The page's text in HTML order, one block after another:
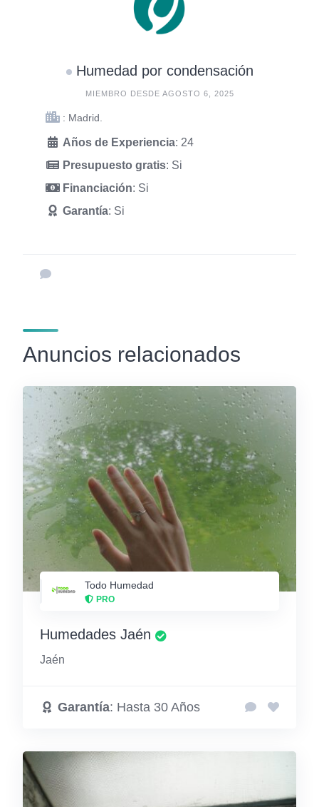
Humedad por condensación
MIEMBRO DESDE AGOSTO 6, 2025
: Madrid.
Años de Experiencia: 24
Presupuesto gratis: Si
Financiación: Si
Garantía: Si
Anuncios relacionados
Todo Humedad
PRO
Humedades Jaén
Jaén
Garantía: Hasta 30 Años